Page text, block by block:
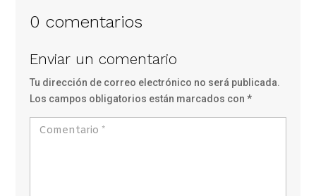
0 comentarios
Enviar un comentario
Tu dirección de correo electrónico no será publicada.
Los campos obligatorios están marcados con*